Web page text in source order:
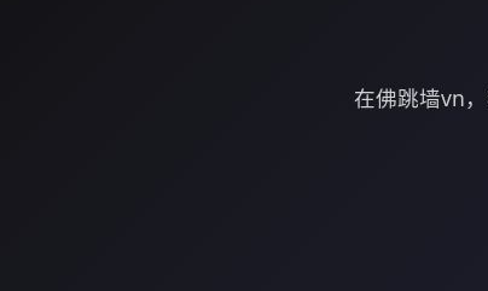
在佛跳墙vn